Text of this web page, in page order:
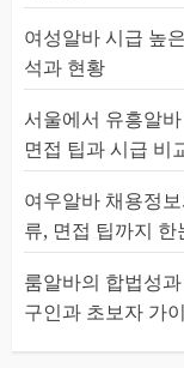
여성알바 시급 높
석과 현황
서울에서 유흥알
면접 팁과 시급 비
여우알바 채용정
류, 면접 팁까지 한
룸알바의 합법성
구인과 초보자 가